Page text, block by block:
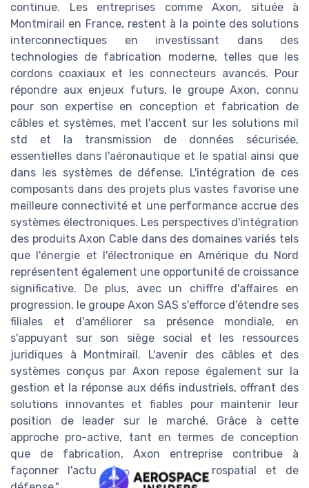
continue. Les entreprises comme Axon, située à
Montmirail en France, restent à la pointe des solutions
interconnectiques en investissant dans des
technologies de fabrication moderne, telles que les
cordons coaxiaux et les connecteurs avancés. Pour
répondre aux enjeux futurs, le groupe Axon, connu
pour son expertise en conception et fabrication de
câbles et systèmes, met l'accent sur les solutions mil
std et la transmission de données sécurisée,
essentielles dans l'aéronautique et le spatial ainsi que
dans les systèmes de défense. L'intégration de ces
composants dans des projets plus vastes favorise une
meilleure connectivité et une performance accrue des
systèmes électroniques. Les perspectives d'intégration
des produits Axon Cable dans des domaines variés tels
que l'énergie et l'électronique en Amérique du Nord
représentent également une opportunité de croissance
significative. De plus, avec un chiffre d'affaires en
progression, le groupe Axon SAS s'efforce d'étendre ses
filiales et d'améliorer sa présence mondiale, en
s'appuyant sur son siège social et les ressources
juridiques à Montmirail. L'avenir des câbles et des
systèmes conçus par Axon repose également sur la
gestion et la réponse aux défis industriels, offrant des
solutions innovantes et fiables pour maintenir leur
position de leader sur le marché. Grâce à cette
approche pro-active, tant en termes de conception
que de fabrication, Axon entreprise contribue à
façonner l'actualité du secteur aérospatial et de